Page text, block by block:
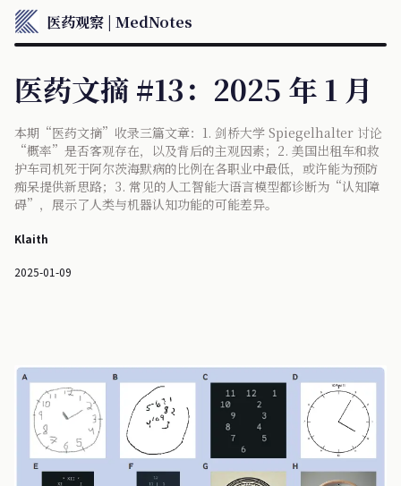
医药观察 | MedNotes
医药文摘 #13：2025 年 1 月
本期“医药文摘”收录三篇文章：1. 剑桥大学 Spiegelhalter 讨论
“概率”是否客观存在，以及背后的主观因素；2. 美国出租车和救
护车司机死于阿尔茨海默病的比例在各职业中最低，或许能为预防
痴呆提供新思路；3. 常见的人工智能大语言模型都诊断为“认知障
碍”，展示了人类与机器认知功能的可能差异。
Klaith
2025-01-09